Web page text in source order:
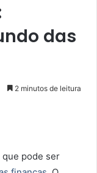
das
2 minutos de leitura
que pode ser